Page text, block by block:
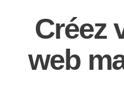
Créez
web